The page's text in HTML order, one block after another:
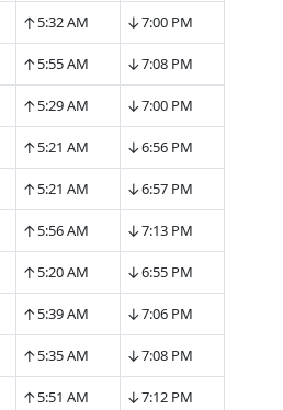
↑5:32 AM ↓7:00 PM
↑5:55 AM ↓7:08 PM
↑5:29 AM ↓7:00 PM
↑5:21 AM ↓6:56 PM
↑5:21 AM ↓6:57 PM
↑5:56 AM ↓7:13 PM
↑5:20 AM ↓6:55 PM
↑5:39 AM ↓7:06 PM
↑5:35 AM ↓7:08 PM
↑5:51 AM ↓7:12 PM